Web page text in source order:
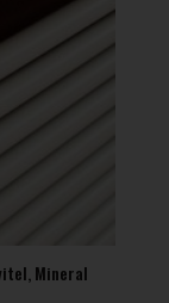
Mineral